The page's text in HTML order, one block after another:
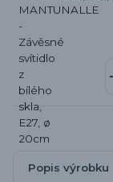
Popis výrobku